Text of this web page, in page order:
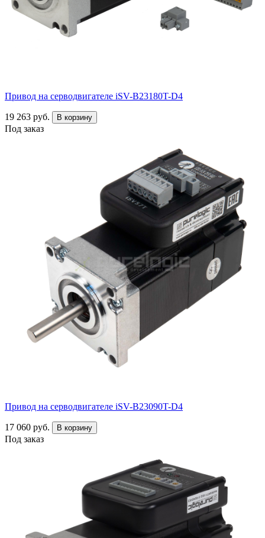
Привод на серводвигателе iSV-B23180T-D4
19 263 руб. В корзину
Под заказ
Привод на серводвигателе iSV-B23090T-D4
17 060 руб. В корзину
Под заказ